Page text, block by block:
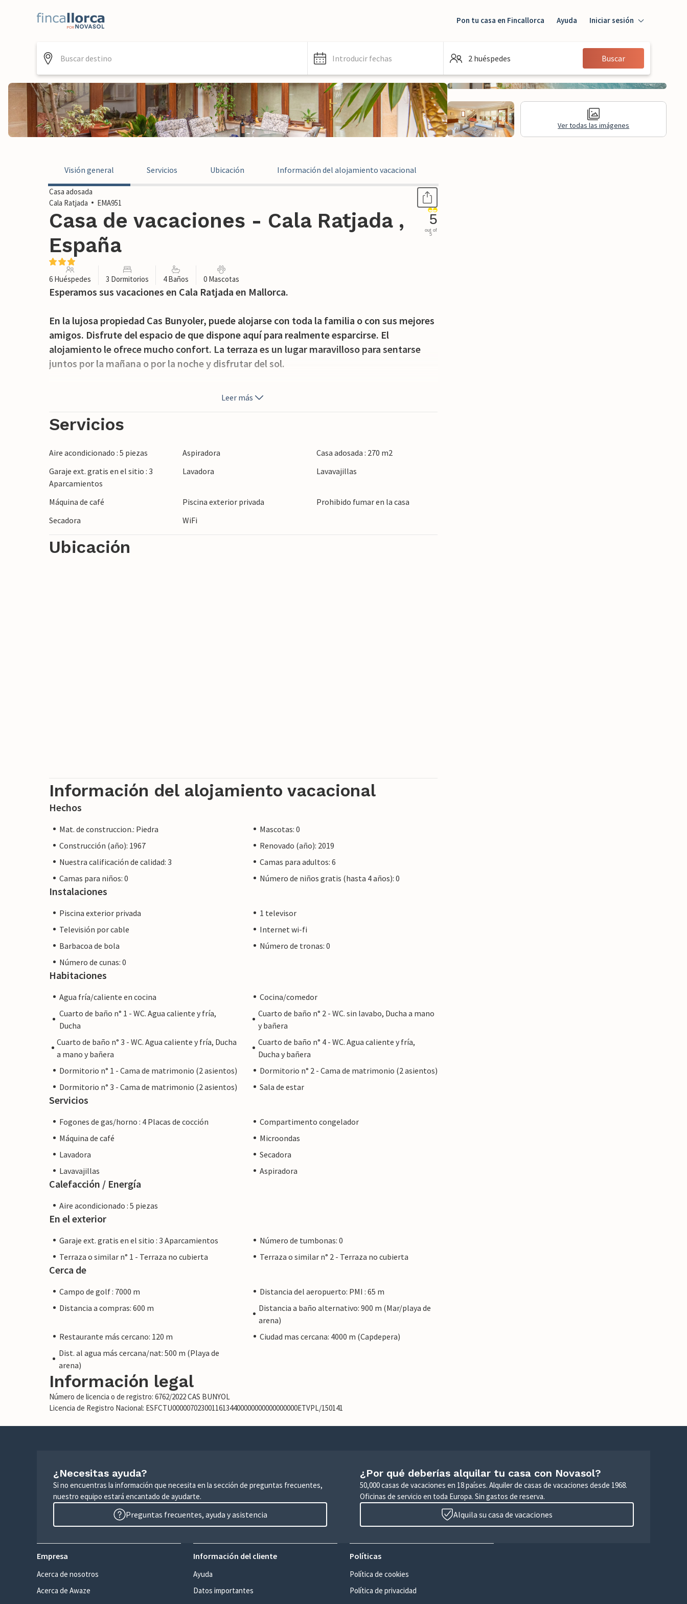
Pon tu casa en Fincallorca Ayuda Iniciar sesión
Iniciar sesión
Huésped
Introducir fechas 2 huéspedes Buscar
Ver todas las imágenes
Visión general Servicios Ubicación Información del alojamiento vacacional
Casa adosada
Cala Ratjada
EMA951
Casa de vacaciones - Cala Ratjada ,
España
5
out of
5
6 Huéspedes 3 Dormitorios 4 Baños 0 Mascotas
Esperamos sus vacaciones en Cala Ratjada en Mallorca.
En la lujosa propiedad Cas Bunyoler, puede alojarse con toda la familia o con sus mejores
amigos. Disfrute del espacio de que dispone aquí para realmente esparcirse. El
alojamiento le ofrece mucho confort. La terraza es un lugar maravilloso para sentarse
juntos por la mañana o por la noche y disfrutar del sol.
La playa está a pocos metros. Disfrute de los ricos colores de Mallorca y de las hermosas
puede utilizar la casa como punto de partida para excursiones de senderismo por toda la
los alrededores.
Leer más
Servicios
Aire acondicionado : 5 piezas Aspiradora
Casa adosada : 270 m2
Garaje ext. gratis en el sitio : 3
Aparcamientos
Lavadora Lavavajillas
Máquina de café Piscina exterior privada
Prohibido fumar en la casa
Secadora
WiFi
Ubicación
Información del alojamiento vacacional
Hechos
Mat. de construccion.: Piedra
Mascotas: 0
Construcción (año): 1967
Renovado (año): 2019
Nuestra calificación de calidad: 3
Camas para adultos: 6
Camas para niños: 0
Número de niños gratis (hasta 4 años): 0
Instalaciones
Piscina exterior privada
1 televisor
Televisión por cable
Internet wi-fi
Barbacoa de bola
Número de tronas: 0
Número de cunas: 0
Habitaciones
Agua fría/caliente en cocina
Cocina/comedor
Cuarto de baño n° 1 - WC. Agua caliente y fría,
Ducha
Cuarto de baño n° 2 - WC. sin lavabo, Ducha a mano
y bañera
Cuarto de baño n° 3 - WC. Agua caliente y fría, Ducha
a mano y bañera
Cuarto de baño n° 4 - WC. Agua caliente y fría,
Ducha y bañera
Dormitorio n° 1 - Cama de matrimonio (2 asientos)
Dormitorio n° 2 - Cama de matrimonio (2 asientos)
Dormitorio n° 3 - Cama de matrimonio (2 asientos)
Sala de estar
Servicios
Fogones de gas/horno : 4 Placas de cocción
Compartimento congelador
Máquina de café
Microondas
Lavadora
Secadora
Lavavajillas
Aspiradora
Calefacción / Energía
Aire acondicionado : 5 piezas
En el exterior
Garaje ext. gratis en el sitio : 3 Aparcamientos
Número de tumbonas: 0
Terraza o similar n° 1 - Terraza no cubierta
Terraza o similar n° 2 - Terraza no cubierta
Cerca de
Campo de golf : 7000 m
Distancia del aeropuerto: PMI : 65 m
Distancia a compras: 600 m
Distancia a baño alternativo: 900 m (Mar/playa de
arena)
Restaurante más cercano: 120 m
Ciudad mas cercana: 4000 m (Capdepera)
Dist. al agua más cercana/nat: 500 m (Playa de
arena)
Información legal
Número de licencia o de registro: 6762/2022 CAS BUNYOL
Licencia de Registro Nacional: ESFCTU00000702300116134400000000000000000ETVPL/150141
¿Necesitas ayuda?
Si no encuentras la información que necesita en la sección de preguntas frecuentes,
nuestro equipo estará encantado de ayudarte.
Preguntas frecuentes, ayuda y asistencia
¿Por qué deberías alquilar tu casa con Novasol?
50,000 casas de vacaciones en 18 países. Alquiler de casas de vacaciones desde 1968.
Oficinas de servicio en toda Europa. Sin gastos de reserva.
Alquila su casa de vacaciones
Empresa
Acerca de nosotros
Acerca de Awaze
Información del cliente
Ayuda
Datos importantes
Políticas
Política de cookies
Política de privacidad